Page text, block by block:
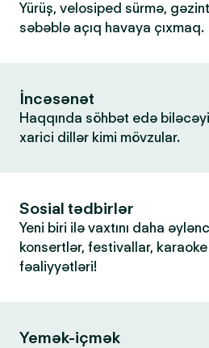
Yürüş, velosiped sürmə,
səbəblə açıq havaya çıxmaq.
İncəsənət
Haqqında söhbət edə
xarici dillər kimi mövzular.
Sosial tədbirlər
Yeni biri ilə vaxtını daha
konsertlər, festivallar,
fəaliyyətləri!
Yemək-içmək